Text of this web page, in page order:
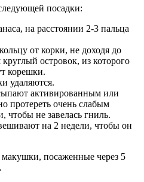
посадки:
на расстоянии 2-3 пальца
от корки, не доходя до
круглый островок, из которого
корешки.
удаляются.
активированным или
протереть очень слабым
чтобы не завелась гниль.
на 2 недели, чтобы он
посаженные через 5